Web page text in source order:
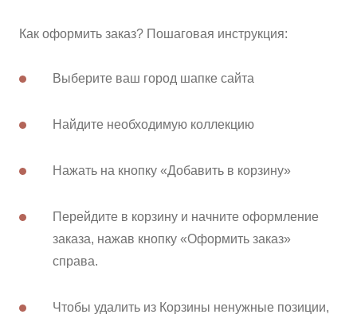
ГДЕ КУПИТЬ
Как оформить заказ? Пошаговая инструкция:
Выберите ваш город шапке сайта
Найдите необходимую коллекцию
Нажать на кнопку «Добавить в корзину»
Перейдите в корзину и начните оформление
заказа, нажав кнопку «Оформить заказ»
справа.
Чтобы удалить из Корзины ненужные позиции,